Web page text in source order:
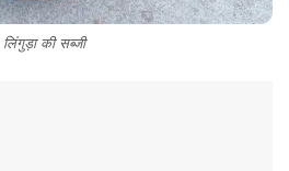
लिंगुड़ा की सब्जी